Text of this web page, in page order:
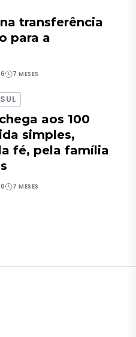
transferência
para a
7 MESES
aos 100
simples,
fé, pela família
7 MESES